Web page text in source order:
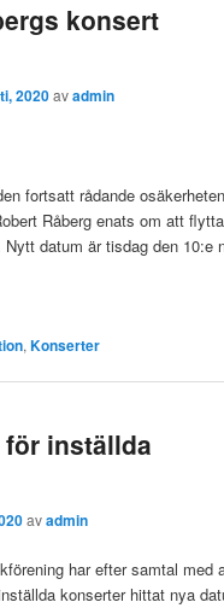
konsert
2020avadmin
fortsatt rådande
Råberg enats om att
datum är tisdag den 10:e
,Konserter
för inställda
avadmin
har efter samtal med
konserter hittat nya